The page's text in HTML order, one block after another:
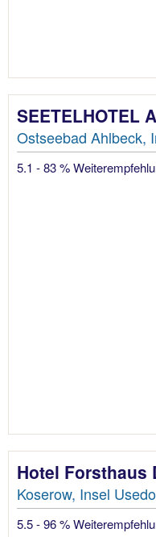
SEETELHOTEL
Ostseebad Ahlbeck,
5.1 - 83 %
Hotel Forsthaus
Koserow, Insel
5.5 - 96 %